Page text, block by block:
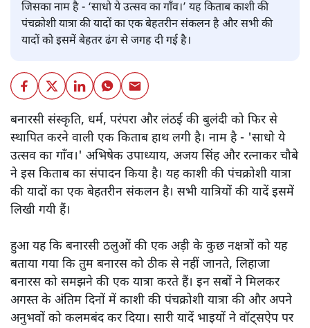
जिसका नाम है - ‘साधो ये उत्सव का गाँव।’ यह किताब काशी की
पंचक्रोशी यात्रा की यादों का एक बेहतरीन संकलन है और सभी की
यादों को इसमें बेहतर ढंग से जगह दी गई है।
बनारसी संस्कृति, धर्म, परंपरा और लंठई की बुलंदी को फिर से
स्थापित करने वाली एक किताब हाथ लगी है। नाम है - 'साधो ये
उत्सव का गाँव।' अभिषेक उपाध्याय, अजय सिंह और रत्नाकर चौबे
ने इस किताब का संपादन किया है। यह काशी की पंचक्रोशी यात्रा
की यादों का एक बेहतरीन संकलन है। सभी यात्रियों की यादें इसमें
लिखी गयी हैं।
हुआ यह कि बनारसी ठलुओं की एक अड़ी के कुछ नक्षत्रों को यह
बताया गया कि तुम बनारस को ठीक से नहीं जानते, लिहाजा
बनारस को समझने की एक यात्रा करते हैं। इन सबों ने मिलकर
अगस्त के अंतिम दिनों में काशी की पंचक्रोशी यात्रा की और अपने
अनुभवों को कलमबंद कर दिया। सारी यादें भाइयों ने वॉट्सऐप पर